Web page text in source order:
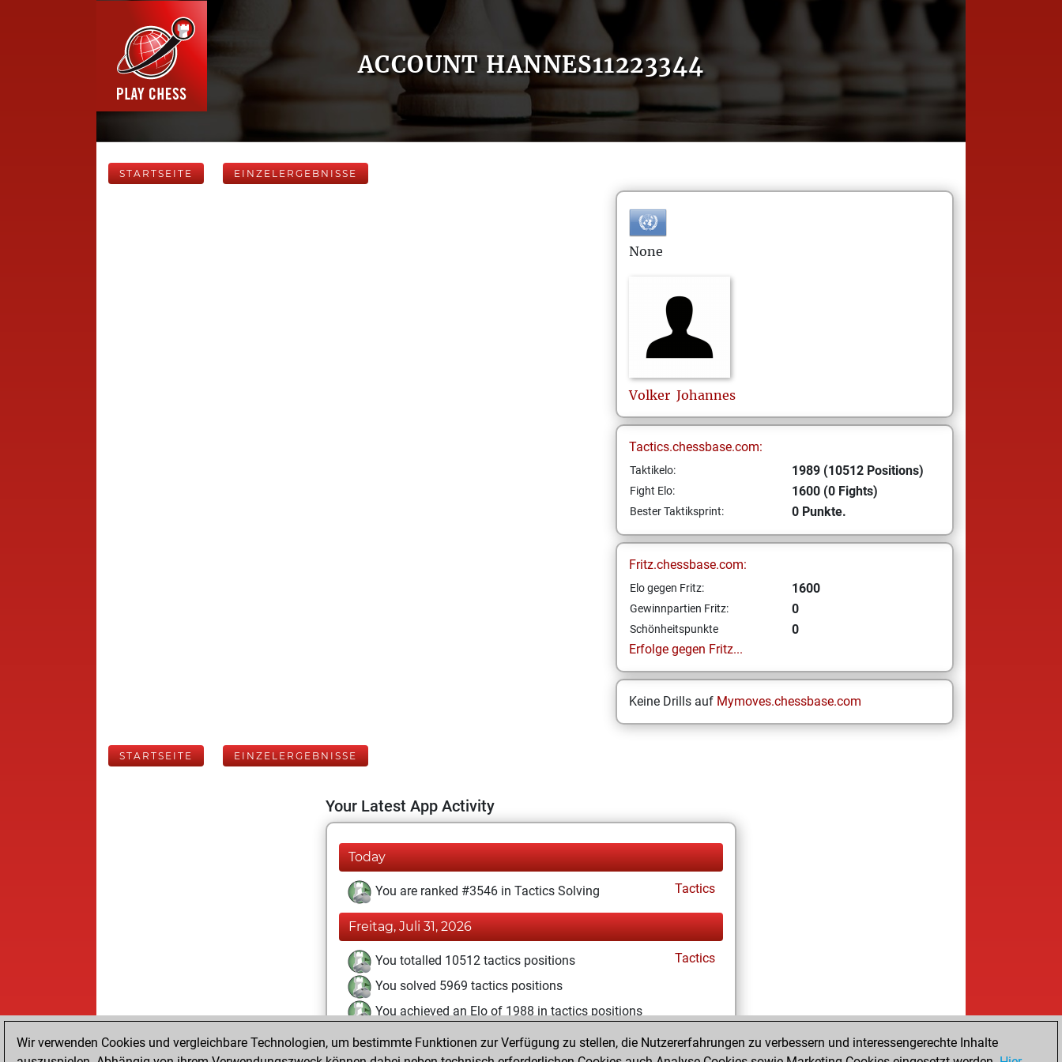
ACCOUNT HANNES11223344
STARTSEITE EINZELERGEBNISSE
None
Volker Johannes
Tactics.chessbase.com:
Taktikelo: 1989 (10512 Positions)
Fight Elo: 1600 (0 Fights)
Bester Taktiksprint: 0 Punkte.
Fritz.chessbase.com:
Elo gegen Fritz: 1600
Gewinnpartien Fritz: 0
Schönheitspunkte
0
Erfolge gegen Fritz...
Keine Drills auf Mymoves.chessbase.com
STARTSEITE EINZELERGEBNISSE
Your Latest App Activity
Today
You are ranked #3546 in Tactics Solving Tactics
Freitag, Juli 31, 2026
You totalled 10512 tactics positions
Tactics
You solved 5969 tactics positions
You achieved an Elo of 1988 in tactics positions
Sonntag, September 29, 2024
Wir verwenden Cookies und vergleichbare Technologien, um bestimmte Funktionen zur Verfügung zu stellen, die Nutzererfahrungen zu verbessern und interessengerechte Inhalte